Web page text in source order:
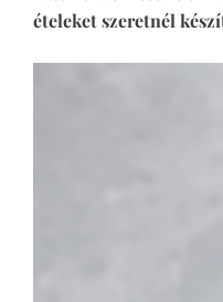
ételeket szeretnél